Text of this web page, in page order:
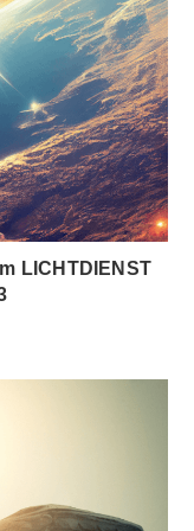
LICHTDIENST